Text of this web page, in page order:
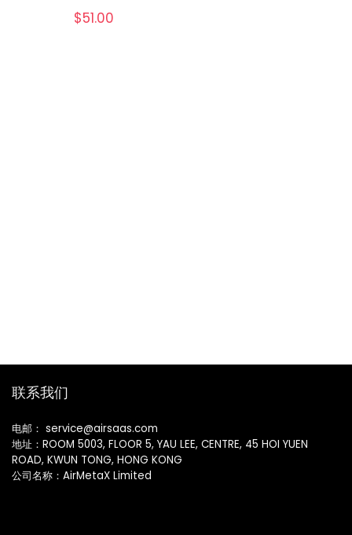
$51.00
联系我们
电邮： service@airsaas.com
地址：ROOM 5003, FLOOR 5, YAU LEE, CENTRE, 45 HOI YUEN
ROAD, KWUN TONG, HONG KONG
公司名称：AirMetaX Limited